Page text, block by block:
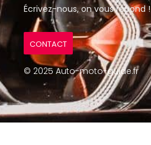
Écrivez-nous, on vous répond !
CONTACT
© 2025 Auto-moto-guide.fr